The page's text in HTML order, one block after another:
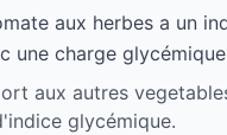
aux herbes a un
une charge
aux autres
glycémique.